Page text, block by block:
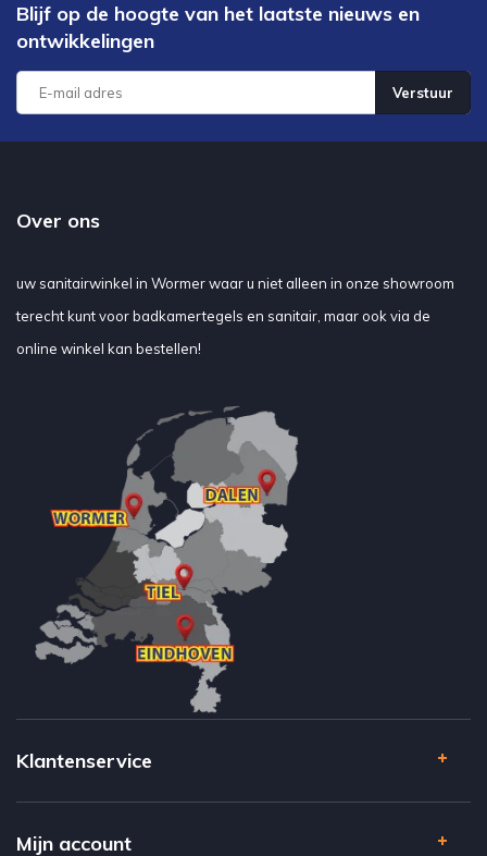
Blijf op de hoogte van het laatste nieuws en
ontwikkelingen
Verstuur
Over ons
uw sanitairwinkel in Wormer waar u niet alleen in onze showroom
terecht kunt voor badkamertegels en sanitair, maar ook via de
online winkel kan bestellen!
Klantenservice
Mijn account